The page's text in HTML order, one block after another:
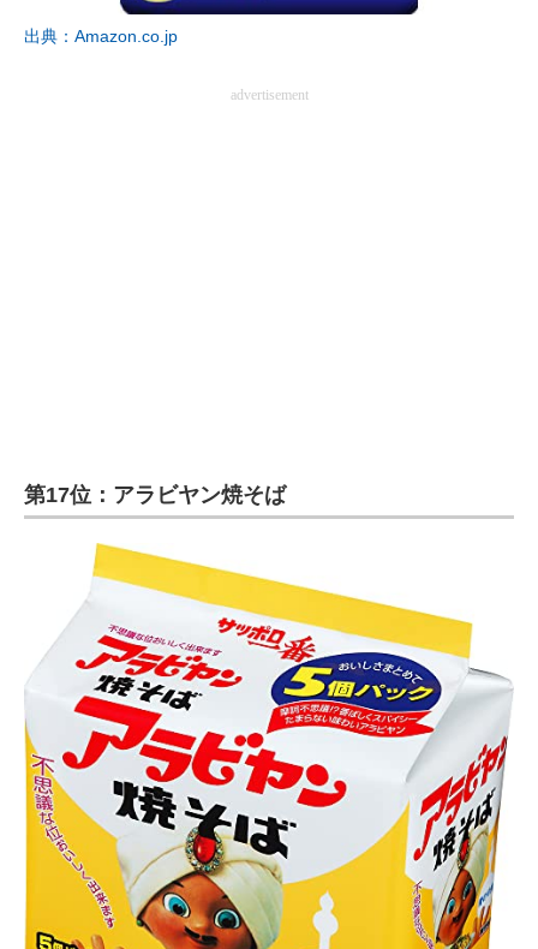
出典：Amazon.co.jp
advertisement
第17位：アラビヤン焼そば